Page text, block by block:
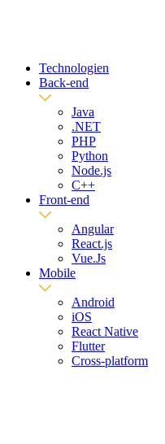
Technologien
Back-end
Java
.NET
PHP
Python
Node.js
C++
Front-end
Angular
React.js
Vue.Js
Mobile
Android
iOS
React Native
Flutter
Cross-platform